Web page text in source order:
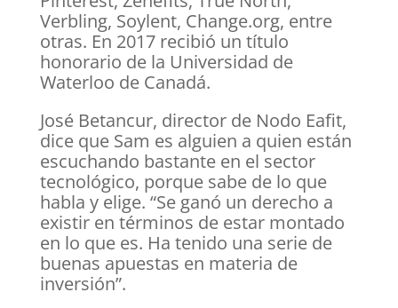
Verbling, Soylent, Change.org, entre
otras. En 2017 recibió un título
honorario de la Universidad de
Waterloo de Canadá.
José Betancur, director de Nodo Eafit,
dice que Sam es alguien a quien están
escuchando bastante en el sector
tecnológico, porque sabe de lo que
habla y elige. “Se ganó un derecho a
existir en términos de estar montado
en lo que es. Ha tenido una serie de
buenas apuestas en materia de
inversión”.